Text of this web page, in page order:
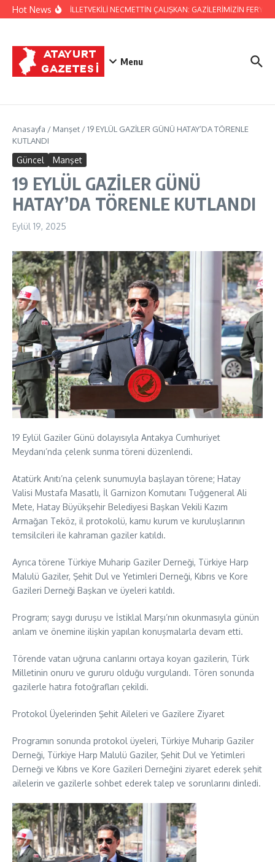
İçeriğe atla
Hot NewsHATAY MİLLETVEKİLİ NECMETTİN ÇALIŞKAN: GAZİLERİMİZİN
Menu
Anasayfa / Manşet /19 EYLÜL GAZİLER GÜNÜ HATAY’DA TÖRENLE
KUTLANDI
Güncel Manşet
19 EYLÜL GAZİLER GÜNÜ
HATAY’DA TÖRENLE KUTLANDI
Eylül 19, 2025
19 Eylül Gaziler Günü dolayısıyla Antakya Cumhuriyet
Meydanı’nda çelenk sunma töreni düzenlendi.
Atatürk Anıtı’na çelenk sunumuyla başlayan törene; Hatay
Valisi Mustafa Masatlı, İl Garnizon Komutanı Tuğgeneral Ali
Mete, Hatay Büyükşehir Belediyesi Başkan Vekili Kazım
Armağan Teköz, il protokolü, kamu kurum ve kuruluşlarının
temsilcileri ile kahraman gaziler katıldı.
Ayrıca törene Türkiye Muharip Gaziler Derneği, Türkiye Harp
Malulü Gaziler, Şehit Dul ve Yetimleri Derneği, Kıbrıs ve Kore
Gazileri Derneği Başkan ve üyeleri katıldı.
Program; saygı duruşu ve İstiklal Marşı’nın okunmasıyla günün
anlam ve önemine ilişkin yapılan konuşmalarla devam etti.
Törende vatan uğruna canlarını ortaya koyan gazilerin, Türk
Milletinin onuru ve gururu olduğu vurgulandı. Tören sonunda
gazilerle hatıra fotoğrafları çekildi.
Protokol Üyelerinden Şehit Aileleri ve Gazilere Ziyaret
Programın sonunda protokol üyeleri, Türkiye Muharip Gaziler
Derneği, Türkiye Harp Malulü Gaziler, Şehit Dul ve Yetimleri
Derneği ve Kıbrıs ve Kore Gazileri Derneğini ziyaret ederek şehit
ailelerin ve gazilerle sohbet ederek talep ve sorunlarını dinledi.